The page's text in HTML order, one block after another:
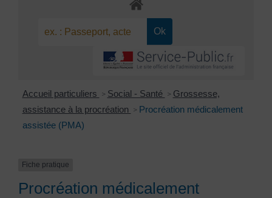
Accueil particuliers > Social - Santé > Grossesse,
assistance à la procréation > Procréation médicalement
assistée (PMA)
Fiche pratique
Procréation médicalement